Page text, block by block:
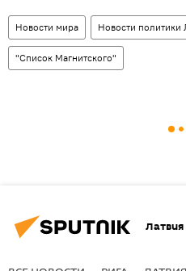
Новости мира Новости политики
"Список Магнитского"
Латвия